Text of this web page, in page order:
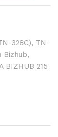
328C), TN-
Bizhub,
BIZHUB 215